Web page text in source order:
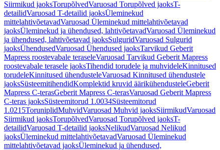
Siirmikud jaoksTorupõlvedVaruosad Torupõlved jaoksT-
detailidVaruosad T-detailid jaoksÜleminekud
mittelahtivõetavadVaruosad Üleminekud mittelahtivõetavad
jaoksÜleminekud ja ühendused, lahtivõetavadVaruosad Üleminekud
ja ühendused, lahtivõetavad jaoksSulguridVaruosad Sulgurid
jaoksÜhendusedVaruosad Ühendused jaoksTarvikud Geberit
Mapress roostevabale teraseleVaruosad Tarvikud Geberit Mapress
roostevabale terasele jaoksTihendid torudele ja muhvideleKinnitused
torudeleKinnitused ühendusteleVaruosad Kinnitused ühendustele
jaoksSüsteemitihendidKomplektid kruvid äärikühendusteleGeberit
Mapress C-terasGeberit Mapress C-terasVaruosad Geberit Mapress
C-teras jaoksSüsteemitorud 1.0034Süsteemitorud
1.0215ToruniplidMuhvidVaruosad Muhvid jaoksSiirmikudVaruosad
Siirmikud jaoksTorupõlvedVaruosad Torupõlved jaoksT-
detailidVaruosad T-detailid jaoksNelikudVaruosad Nelikud
jaoksÜleminekud mittelahtivõetavadVaruosad Üleminekud
mittelahtivõetavad jaoksÜleminekud ja ühendused,